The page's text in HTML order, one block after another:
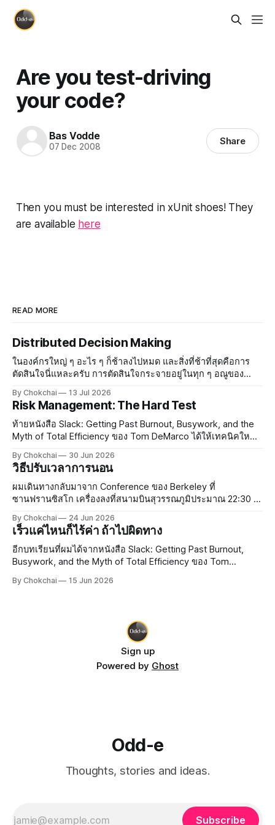
Are you test-driving
your code?
Bas Vodde
07 Dec 2008 Share
Then you must be interested in xUnit shoes! They
are available here
READ MORE
Distributed Decision Making
ในองค์กรใหญ่ ๆ อะไร ๆ ก็ช้าลงไปหมด และสิ่งที่ช้าที่สุดคือการ
ตัดสินใจนี่แหละครับ การตัดสินใจกระจายอยู่ในทุก ๆ อณูของ
จะกล้าตัดสินใจและกล้าออกความเห็น แต่พอองค์กรใหญ่
By Chokchai 13 Jul 2026
Risk Management: The Hard Test
ท้ายหนังสือ Slack: Getting Past Burnout, Busywork, and the
Myth of Total Efficiency ของ Tom DeMarco ได้ให้เทคนิคใหม่
ปัจจุบัน งานมีความเสี่ยงกระจายอยู่เต็มไปหมด ซึ่งในความเสี่ยง
นั้น เรามีโอกาสโชคดีและมีโอกาสโชคร้าย การจัดการความเสี่ยง
เป็นสิ
By Chokchai 30 Jun 2026
วิธีปรับเวลาการนอน
ผมเดินทางกลับมาจาก Conference ของ Berkeley ที่
ซานฟรานซิสโก เครื่องลงที่สนามบินสุวรรณภูมิประมาณ 22:30 น.
เพราะลองซื้อหมอนรองคอจาก Duty Free ที่ซานฟรานซิสโกมา
ใช้ดู หมอนเป็นลายการ์ตูน มีรูปสะพาน
By Chokchai 24 Jun 2026
เร็วแค่ไหนก็ไร้ค่า ถ้าไปผิดทาง
อีกบทเรียนที่ผมได้จากหนังสือ Slack: Getting Past Burnout,
Busywork, and the Myth of Total Efficiency ของ Tom
Efficiency คืออะไร? Efficiency แปลว่า "ประสิทธิภาพ" ยก
By Chokchai 15 Jun 2026
Sign up
Powered by Ghost
Odd-e
Thoughts, stories and ideas.
Subscribe